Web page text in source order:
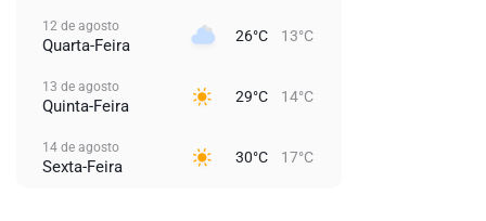
12 de agosto
Quarta-Feira 26°C 13°C
13 de agosto
Quinta-Feira 29°C 14°C
14 de agosto
Sexta-Feira 30°C 17°C